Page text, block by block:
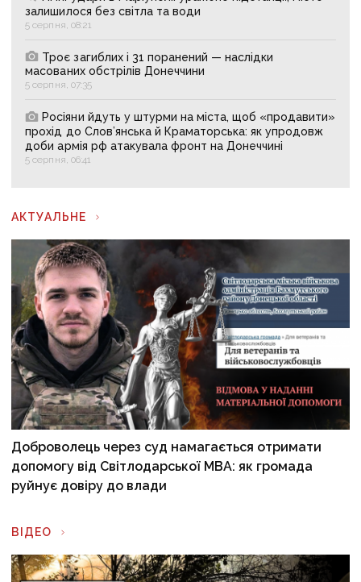
залишилося без світла та води
5 серпня, 08:21
Троє загиблих і 31 поранений — наслідки
масованих обстрілів Донеччини
5 серпня, 07:35
Росіяни йдуть у штурми на міста, щоб «продавити»
прохід до Слов’янська й Краматорська: як упродовж
доби армія рф атакувала фронт на Донеччині
5 серпня, 06:41
АКТУАЛЬНЕ
Доброволець через суд намагається отримати
допомогу від Світлодарської МВА: як громада
руйнує довіру до влади
ВІДЕО